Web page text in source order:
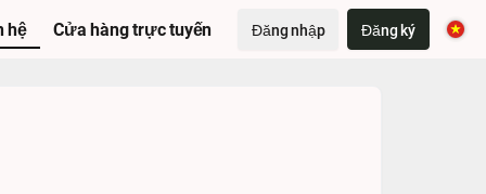
hệ Cửa hàng trực tuyến Đăng nhập Đăng ký